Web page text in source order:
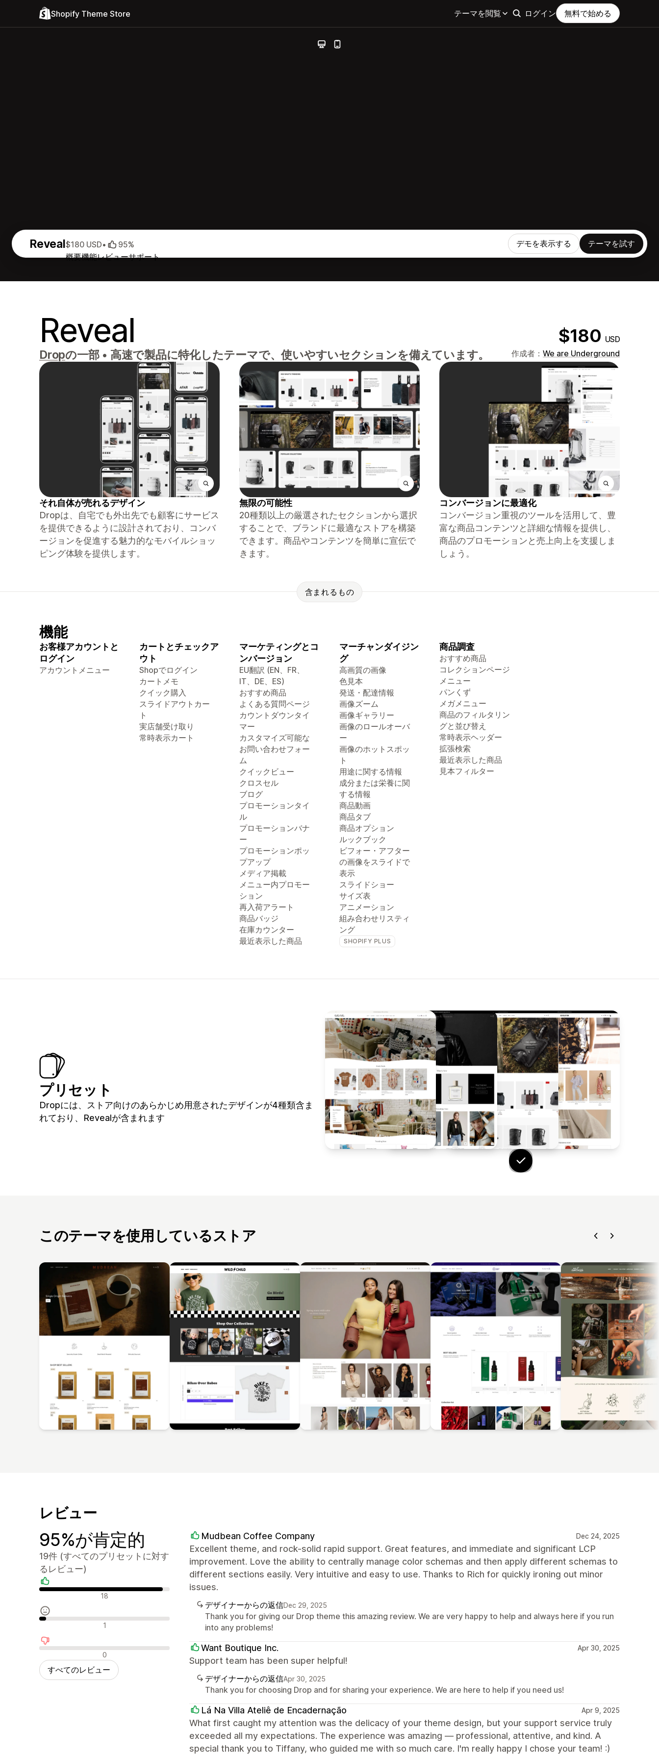
Shopify Theme Store テーマを閲覧 ログイン 無料で始める
Reveal
概要機能レビューサポート
$180 USD• 95% デモを表示する テーマを試す
Reveal $180 USD
Dropの一部 • 高速で製品に特化したテーマで、使いやすいセクションを備えています。 作成者： We are Underground
それ自体が売れるデザイン
Dropは、自宅でも外出先でも顧客にサービス
を提供できるように設計されており、コンバ
ージョンを促進する魅力的なモバイルショッ
ピング体験を提供します。
無限の可能性
20種類以上の厳選されたセクションから選択
することで、ブランドに最適なストアを構築
できます。商品やコンテンツを簡単に宣伝で
きます。
コンバージョンに最適化
コンバージョン重視のツールを活用して、豊
富な商品コンテンツと詳細な情報を提供し、
商品のプロモーションと売上向上を支援しま
しょう。
含まれるもの
機能
お客様アカウントと
ログイン
アカウントメニュー
カートとチェックア
ウト
Shopでログイン
カートメモ
クイック購入
スライドアウトカー
ト
実店舗受け取り
常時表示カート
マーケティングとコ
ンバージョン
EU翻訳 (EN、FR、
IT、DE、ES)
おすすめ商品
よくある質問ページ
カウントダウンタイ
マー
カスタマイズ可能な
お問い合わせフォー
ム
クイックビュー
クロスセル
ブログ
プロモーションタイ
ル
プロモーションバナ
ー
プロモーションポッ
プアップ
メディア掲載
メニュー内プロモー
ション
再入荷アラート
商品バッジ
在庫カウンター
最近表示した商品
マーチャンダイジン
グ
高画質の画像
色見本
発送・配達情報
画像ズーム
画像ギャラリー
画像のロールオーバ
ー
画像のホットスポッ
ト
用途に関する情報
成分または栄養に関
する情報
商品動画
商品タブ
商品オプション
ルックブック
ビフォー・アフター
の画像をスライドで
表示
スライドショー
サイズ表
アニメーション
組み合わせリスティ
ング
SHOPIFY PLUS
商品調査
おすすめ商品
コレクションページ
メニュー
パンくず
メガメニュー
商品のフィルタリン
グと並び替え
常時表示ヘッダー
拡張検索
最近表示した商品
見本フィルター
プリセット
Dropには、ストア向けのあらかじめ用意されたデザインが4種類含ま
れており、Revealが含まれます
このテーマを使用しているストア
レビュー
95%が肯定的
19件 (すべてのプリセットに対す
るレビュー)
肯定的なレビュー18
中間的なレビュー 1
否定的なレビュー0
すべてのレビュー
Mudbean Coffee Company Dec 24, 2025
Excellent theme, and rock-solid rapid support. Great features, and immediate and significant LCP
improvement. Love the ability to centrally manage color schemas and then apply different schemas to
different sections easily. Very intuitive and easy to use. Thanks to Rich for quickly ironing out minor
issues.
デザイナーからの返信Dec 29, 2025
Thank you for giving our Drop theme this amazing review. We are very happy to help and always here if you run
into any problems!
Want Boutique Inc. Apr 30, 2025
Support team has been super helpful!
デザイナーからの返信Apr 30, 2025
Thank you for choosing Drop and for sharing your experience. We are here to help if you need us!
Lá Na Villa Ateliê de Encadernação Apr 9, 2025
What first caught my attention was the delicacy of your theme design, but your support service truly
exceeded all my expectations. The experience was amazing — professional, attentive, and kind. A
special thank you to Tiffany, who guided me with so much care. I'm really happy I chose your team! :)